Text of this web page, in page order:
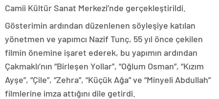
Camii Kültür Sanat Merkezi’nde gerçekleştirildi.
Gösterimin ardından düzenlenen söyleşiye katılan
yönetmen ve yapımcı Nazif Tunç, 55 yıl önce çekilen
filmin önemine işaret ederek, bu yapımın ardından
Çakmaklı’nın “Birleşen Yollar”, “Oğlum Osman”, “Kızım
Ayşe”, “Çile”, “Zehra”, “Küçük Ağa” ve “Minyeli Abdullah”
filmlerine imza attığını dile getirdi.